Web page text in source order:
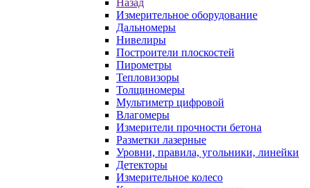
Назад
Измерительное оборудование
Дальномеры
Нивелиры
Построители плоскостей
Пирометры
Тепловизоры
Толщиномеры
Мультиметр цифровой
Влагомеры
Измерители прочности бетона
Разметки лазерные
Уровни, правила, угольники, линейки
Детекторы
Измерительное колесо